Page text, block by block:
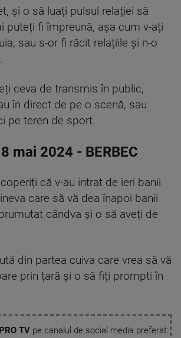
și o să luați pulsul relației să
puteți fi împreună, așa cum v-ați
sau s-or fi răcit relațiile și n-o
ceva de transmis în public,
în direct de pe o scenă, sau
pe teren de sport.
mai 2024 - BERBEC
că v-au intrat de ieri banii
care să vă dea înapoi banii
cândva și o să aveți de
din partea cuiva care vrea să vă
prin țară și o să fiți prompti în
TVpe canalul de social media preferat: